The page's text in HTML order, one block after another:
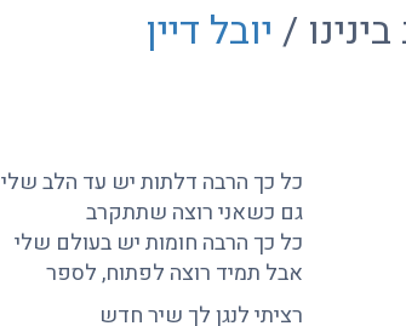
/ יובל דיין
כל כך הרבה דלתות יש עד הלב שלי
גם כשאני רוצה שתתקרב
כל כך הרבה חומות יש בעולם שלי
אבל תמיד רוצה לפתוח, לספר
רציתי לנגן לך שיר חדש